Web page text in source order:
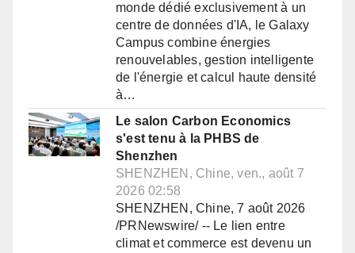
monde dédié exclusivement à un
centre de données d'IA, le Galaxy
Campus combine énergies
renouvelables, gestion intelligente
de l'énergie et calcul haute densité
à…
Le salon Carbon Economics
s'est tenu à la PHBS de
Shenzhen
SHENZHEN, Chine, ven., août 7
2026 02:58
SHENZHEN, Chine, 7 août 2026
/PRNewswire/ -- Le lien entre
climat et commerce est devenu un